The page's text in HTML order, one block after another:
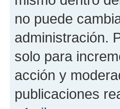
no puede
administración.
solo para
acción y
publicaciones